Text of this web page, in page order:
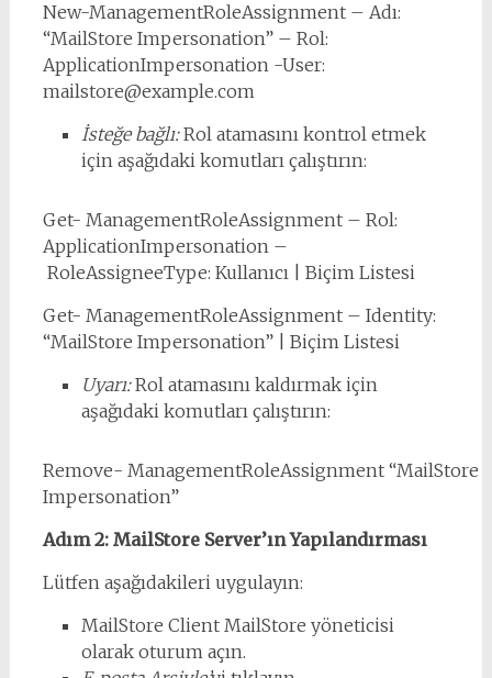
New-ManagementRoleAssignment – Adı:
“MailStore Impersonation” – Rol:
ApplicationImpersonation -User:
mailstore@example.com
İsteğe bağlı:Rol atamasını kontrol etmek
için aşağıdaki komutları çalıştırın:
Get- ManagementRoleAssignment – Rol:
ApplicationImpersonation –
RoleAssigneeType: Kullanıcı | Biçim Listesi
Get- ManagementRoleAssignment – Identity:
“MailStore Impersonation” | Biçim Listesi
Uyarı:Rol atamasını kaldırmak için
aşağıdaki komutları çalıştırın:
Remove- ManagementRoleAssignment “MailStore
Impersonation”
Adım 2: MailStore Server’ın Yapılandırması
Lütfen aşağıdakileri uygulayın:
MailStore Client MailStore yöneticisi
olarak oturum açın.